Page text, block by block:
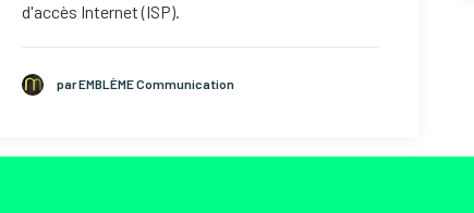
d'accès Internet (ISP).
par EMBLÈME Communication